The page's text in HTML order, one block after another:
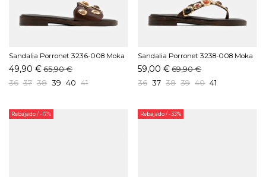
Sandalia Porronet 3236-008 Moka
49,90 €65,90 €
36 37 38 39 40 41
Sandalia Porronet 3238-008 Moka
59,00 € 69,90 €
36 37 38 39 40 41
Rebajado/ -17% Rebajado/ -33%